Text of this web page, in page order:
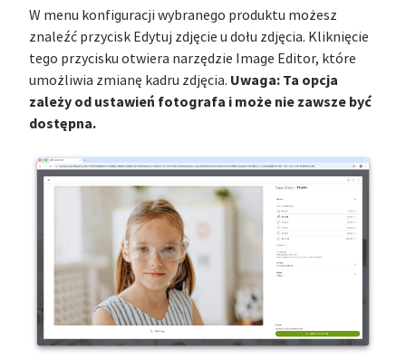
W menu konfiguracji wybranego produktu możesz
znaleźć przycisk Edytuj zdjęcie u dołu zdjęcia. Kliknięcie
tego przycisku otwiera narzędzie Image Editor, które
umożliwia zmianę kadru zdjęcia. Uwaga: Ta opcja
zależy od ustawień fotografa i może nie zawsze być
dostępna.